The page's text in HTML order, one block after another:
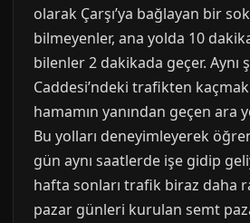
olarak Çarşı’ya bağlayan bir
bilmeyenler, ana yolda 10
bilenler 2 dakikada geçer. Aynı
Caddesi’ndeki trafikten
hamamın yanından geçen ara
Bu yolları deneyimleyerek
gün aynı saatlerde işe gidip
hafta sonları trafik biraz daha
pazar günleri kurulan semt